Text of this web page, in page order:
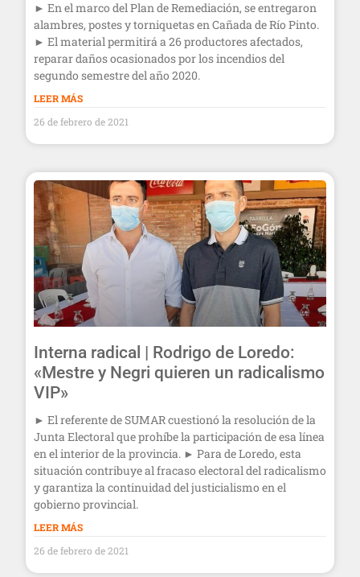
► En el marco del Plan de Remediación, se entregaron
alambres, postes y torniquetas en Cañada de Río Pinto.
► El material permitirá a 26 productores afectados,
reparar daños ocasionados por los incendios del
segundo semestre del año 2020.
LEER MÁS
26 de febrero de 2021
Interna radical | Rodrigo de Loredo:
«Mestre y Negri quieren un radicalismo
VIP»
► El referente de SUMAR cuestionó la resolución de la
Junta Electoral que prohíbe la participación de esa línea
en el interior de la provincia. ► Para de Loredo, esta
situación contribuye al fracaso electoral del radicalismo
y garantiza la continuidad del justicialismo en el
gobierno provincial.
LEER MÁS
26 de febrero de 2021